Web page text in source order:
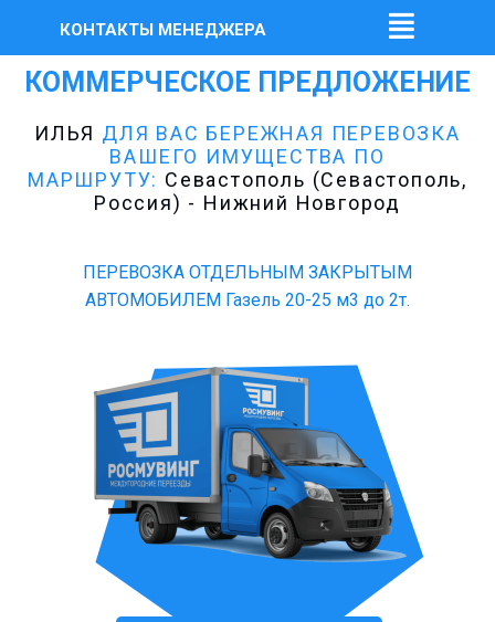
КОНТАКТЫ МЕНЕДЖЕРА
КОММЕРЧЕСКОЕ ПРЕДЛОЖЕНИЕ
ИЛЬЯ ДЛЯ ВАС БЕРЕЖНАЯ ПЕРЕВОЗКА
ВАШЕГО ИМУЩЕСТВА ПО
МАРШРУТУ: Севастополь (Севастополь,
Россия) - Нижний Новгород
ПЕРЕВОЗКА ОТДЕЛЬНЫМ ЗАКРЫТЫМ
АВТОМОБИЛЕМ Газель 20-25 м3 до 2т.